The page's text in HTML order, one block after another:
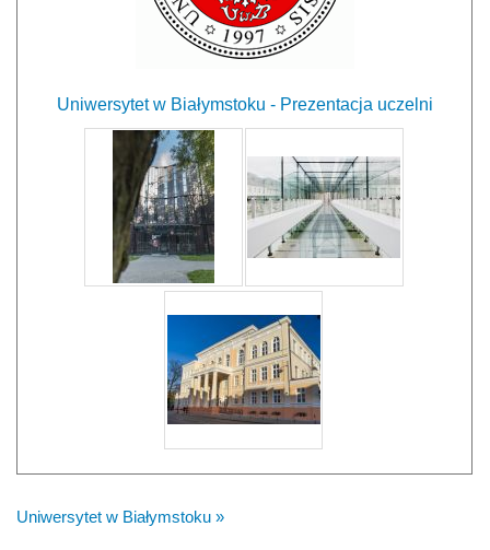
Uniwersytet w Białymstoku - Prezentacja uczelni
Uniwersytet w Białymstoku »